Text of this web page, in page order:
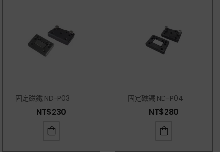
固定磁鐵 ND-P03
NT$230
固定磁鐵 ND-P04
NT$280